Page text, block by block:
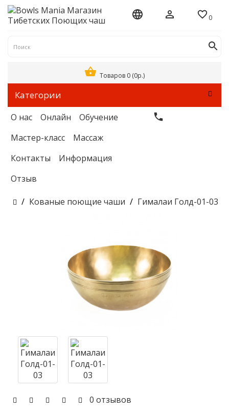
0
Товаров 0 (0р.)
Категории
О нас Онлайн
Обучение
Мастер-класс
Массаж
Контакты
Информация
Отзыв
Кованые поющие чаши Гималаи Голд-01-03
0 отзывов